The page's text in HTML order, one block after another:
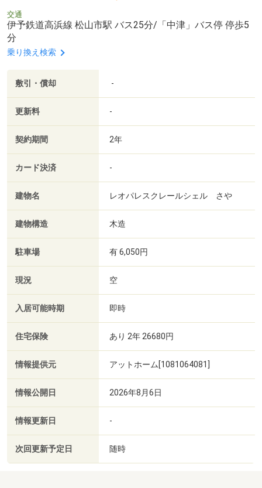
交通
伊予鉄道高浜線 松山市駅 バス25分/「中津」バス停 停歩5
分
乗り換え検索
敷引・償却 -
更新料 -
契約期間 2年
カード決済 -
建物名 レオパレスクレールシェル さや
建物構造 木造
駐車場 有 6,050円
現況 空
入居可能時期 即時
住宅保険 あり 2年 26680円
情報提供元 アットホーム[1081064081]
情報公開日 2026年8月6日
情報更新日 -
次回更新予定日 随時